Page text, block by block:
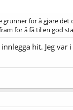
grunner for å gjøre
for å få til en god
hit. Jeg